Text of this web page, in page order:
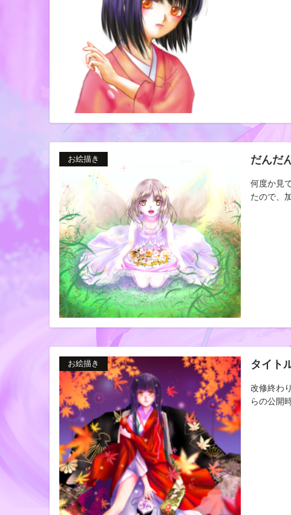
お絵描き だんだ
何度か見
たので、
お絵描き タイト
改修終わ
らの公開